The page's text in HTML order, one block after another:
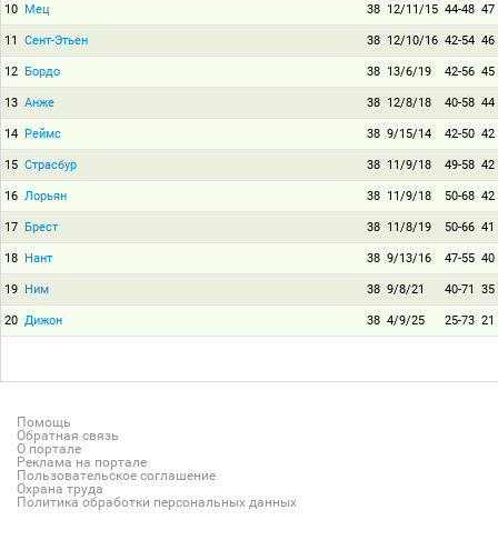
10 Мец 38 12/11/15 44-48 47
11 Сент-Этьен 38 12/10/16 42-54 46
12 Бордо 38 13/6/19 42-56 45
13 Анже 38 12/8/18 40-58 44
14 Реймс 38 9/15/14 42-50 42
15 Страсбур 38 11/9/18 49-58 42
16 Лорьян 38 11/9/18 50-68 42
17 Брест 38 11/8/19 50-66 41
18 Нант 38 9/13/16 47-55 40
19 Ним 38 9/8/21 40-71 35
20 Дижон 38 4/9/25 25-73 21
Помощь
Обратная связь
О портале
Реклама на портале
Пользовательское соглашение
Охрана труда
Политика обработки персональных данных